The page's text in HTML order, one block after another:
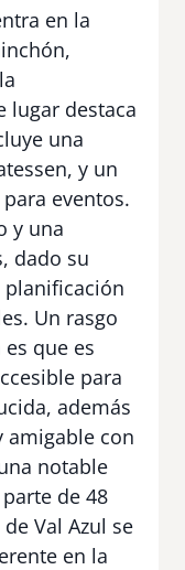
en la
lugar destaca
una
y un
eventos.
y una
dado su
planificación
Un rasgo
que es
para
además
amigable con
notable
de 48
Val Azul se
en la